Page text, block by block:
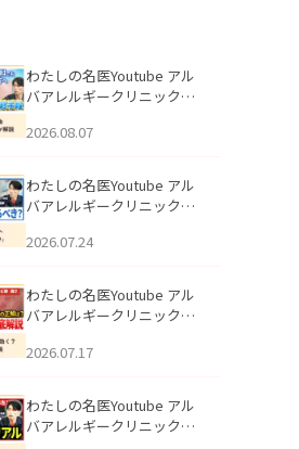
わたしの名医Youtube アル
バアレルギークリニック札
らない理由｜繰り返す人が
説」を公開いたしました。
2026.08.07
わたしの名医Youtube アル
バアレルギークリニック札
える男性へ｜医師が教える
公開いたしました。
2026.07.24
わたしの名医Youtube アル
バアレルギークリニック札
跡にVビームは効く？向いて
説」を公開いたしました。
2026.07.17
わたしの名医Youtube アル
バアレルギークリニック札